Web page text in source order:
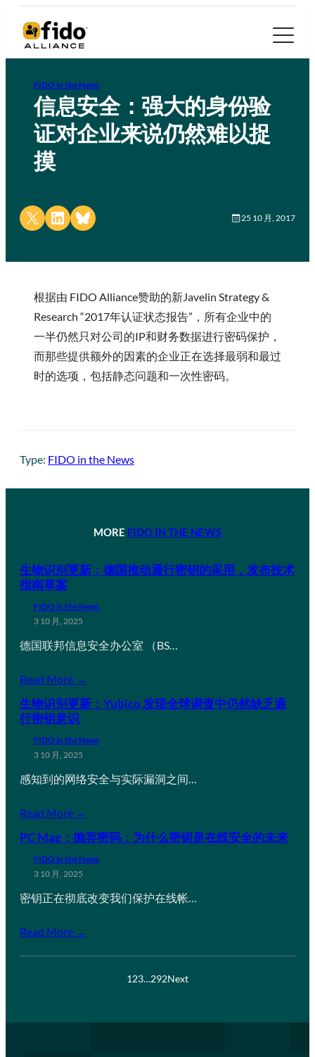
FIDO in the News
信息安全：强大的身份验
证对企业来说仍然难以捉
摸
Share on X Share on LinkedIn
Share on Bluesky 25 10 月, 2017
根据由 FIDO Alliance赞助的新Javelin Strategy &
Research “2017年认证状态报告”，所有企业中的
一半仍然只对公司的IP和财务数据进行密码保护，
而那些提供额外的因素的企业正在选择最弱和最过
时的选项，包括静态问题和一次性密码。
Type: FIDO in the News
MORE FIDO IN THE NEWS
生物识别更新：德国推动通行密钥的采用，发布技术
指南草案
FIDO in the News
3 10 月, 2025
德国联邦信息安全办公室 （BS…
Read More →
生物识别更新：Yubico 发现全球调查中仍然缺乏通
行密钥意识
FIDO in the News
3 10 月, 2025
感知到的网络安全与实际漏洞之间…
Read More →
PC Mag：抛弃密码：为什么密钥是在线安全的未来
FIDO in the News
3 10 月, 2025
密钥正在彻底改变我们保护在线帐…
Read More →
123…292Next